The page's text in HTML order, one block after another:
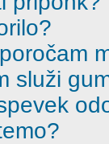
služi